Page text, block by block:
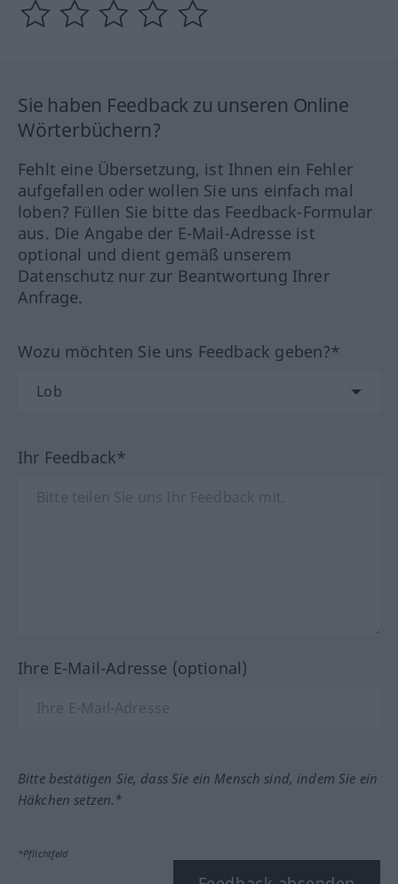
Sie haben Feedback zu unseren Online
Wörterbüchern?
Fehlt eine Übersetzung, ist Ihnen ein Fehler
aufgefallen oder wollen Sie uns einfach mal
loben? Füllen Sie bitte das Feedback-Formular
aus. Die Angabe der E-Mail-Adresse ist
optional und dient gemäß unserem
Datenschutz nur zur Beantwortung Ihrer
Anfrage.
Wozu möchten Sie uns Feedback geben?*
Ihr Feedback*
Ihre E-Mail-Adresse (optional)
Bitte bestätigen Sie, dass Sie ein Mensch sind, indem Sie ein
Häkchen setzen.*
*Pflichtfeld